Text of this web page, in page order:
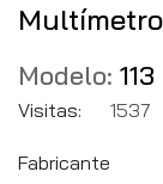
Modelo: 113
Visitas: 1537
Fabricante